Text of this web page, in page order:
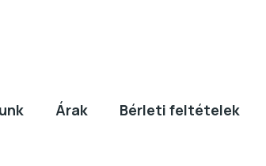
Árak Bérleti feltételek